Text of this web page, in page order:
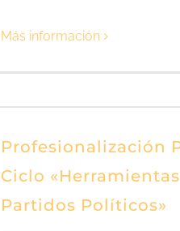
Más información
Profesionalización
Ciclo
Partidos Políticos»